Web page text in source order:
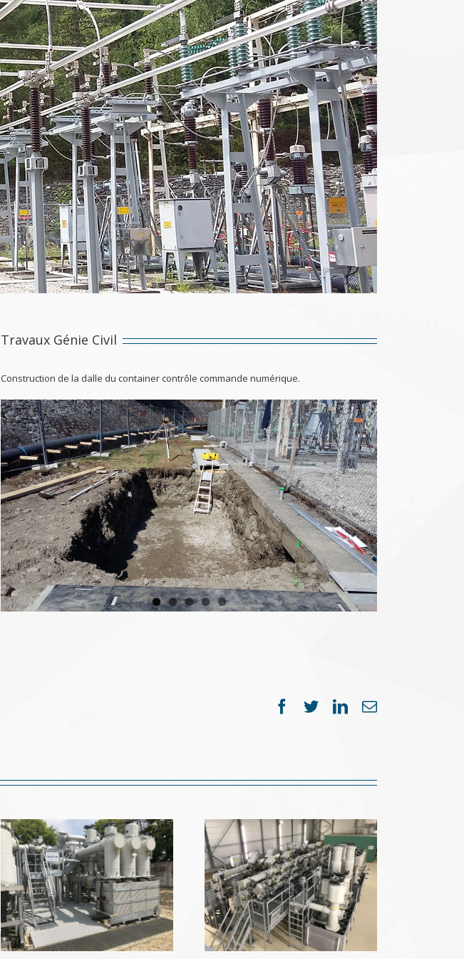
Travaux Génie Civil
Construction de la dalle du container contrôle commande numérique.
Facebook
TwitterLinkedIn
Email